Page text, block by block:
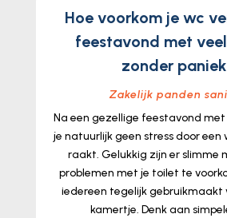
Hoe voorkom je wc
feestavond met
zonder
Zakelijk panden
Na een gezellige feestavond
je natuurlijk geen stress door
raakt. Gelukkig zijn er slimme
problemen met je toilet te
iedereen tegelijk gebruikmaakt
kamertje. Denk aan